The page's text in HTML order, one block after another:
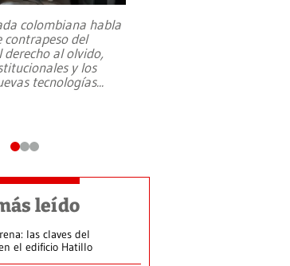
colombiana habla
contrapeso del
derecho al olvido,
y los
tecnologías...
leído
las claves del
el edificio Hatillo